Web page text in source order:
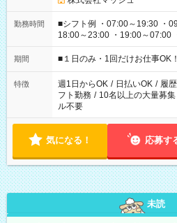
勤務時間
■シフト例 ・07:00～19:30 ・
18:00～23:00 ・19:00～07:00
etc ★最短で3時間で5,120円のお仕事から 15時間で2万円近く稼
げるお仕事も！ ご希望のお時間に合わせてご紹介！ ※シフトは
ください！
期間 ■１日のみ・1回だけお仕事OK！
特徴 週1日からOK / 日払いOK / 履
フト勤務 / 10名以上の大量募集
ル不要
気になる！ 応募す
未読